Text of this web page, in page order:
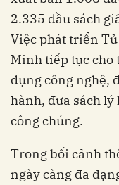
2.335 đầu sách
Việc phát triển
Minh tiếp tục cho
dụng công nghệ,
hành, đưa sách
công chúng.
Trong bối cảnh
ngày càng đa